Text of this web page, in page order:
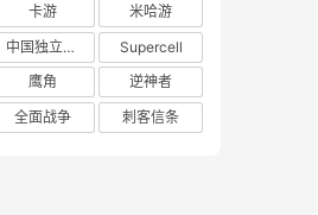
卡游
米哈游
中国独立游戏联盟
Supercell
鹰角
逆神者
全面战争 刺客信条